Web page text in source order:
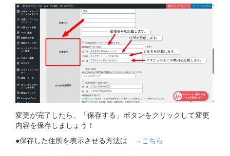
変更が完了したら、「保存する」ボタンをクリックして変更
内容を保存しましょう！
●保存した住所を表示させる方法は
→こちら